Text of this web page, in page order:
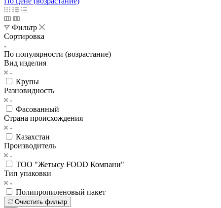
Фильтр
Сортировка
По популярности (возрастание)
Вид изделия
Крупы
Разновидность
Фасованный
Страна происхождения
Казахстан
Производитель
ТОО "Жетысу FOOD Компани"
Тип упаковки
Полипропиленовый пакет
Очистить фильтр